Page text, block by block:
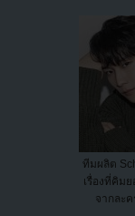
ทีมผลิต
เรื่องที่คิม
จากละค